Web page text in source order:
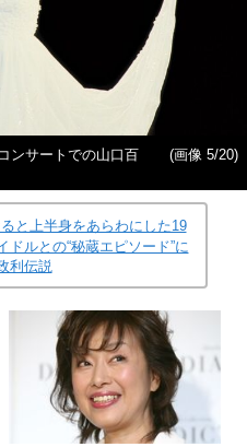
ンサートでの山口百
(画像 5/20)
ると上半身をあらわにした19
ルとの“秘蔵エピソード”に
利伝説